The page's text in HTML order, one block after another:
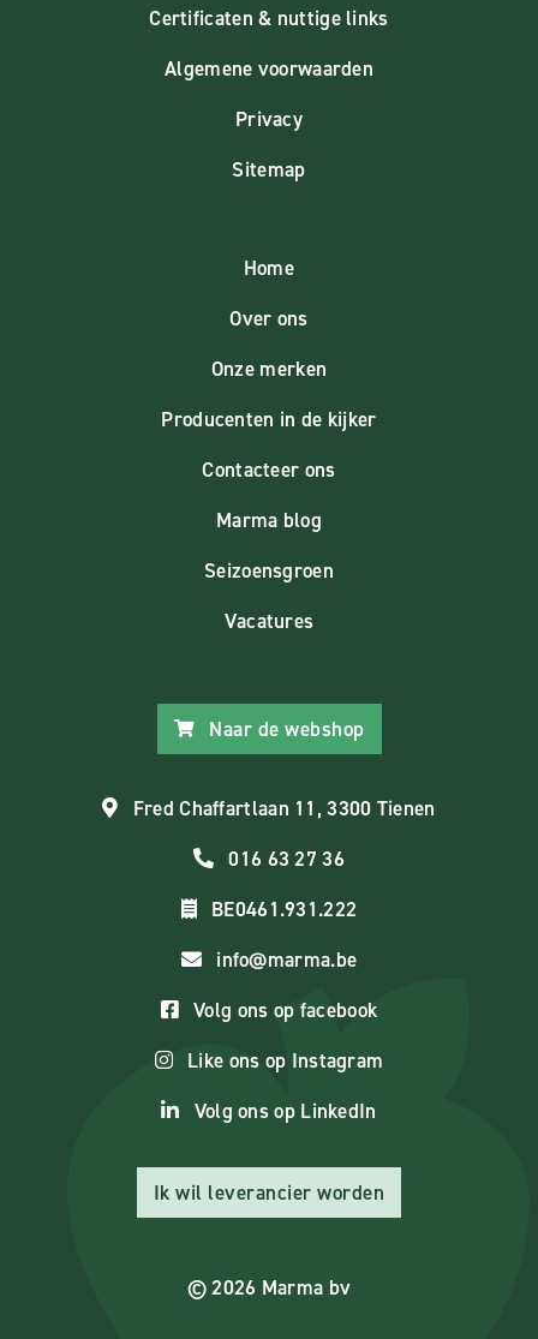
Certificaten & nuttige links
Algemene voorwaarden
Privacy
Sitemap
Home
Over ons
Onze merken
Producenten in de kijker
Contacteer ons
Marma blog
Seizoensgroen
Vacatures
Naar de webshop
Fred Chaffartlaan 11, 3300 Tienen
016 63 27 36
BE0461.931.222
info@marma.be
Volg ons op facebook
Like ons op Instagram
Volg ons op LinkedIn
Ik wil leverancier worden
© 2026 Marma bv